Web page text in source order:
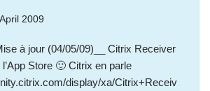
2009
jour (04/05/09)__ Citrix Receiver
Store 🙂 Citrix en parle
display/xa/Citrix+Receiv